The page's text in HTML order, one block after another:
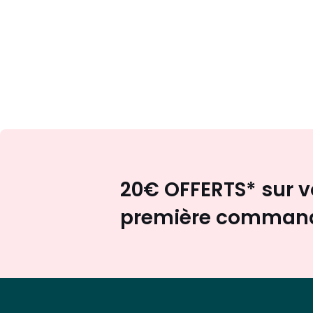
20€ OFFERTS* sur
première